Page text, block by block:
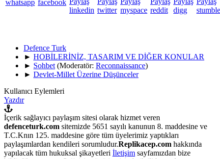
Defence Turk
► HOBİLERİNİZ, TASARIM VE DİĞER KONULAR
► Sohbet (Moderatör: Reconnaissance)
► Devlet-Millet Üzerine Düşünceler
Kullanıcı Eylemleri
Yazdır
İçerik sağlayıcı paylaşım sitesi olarak hizmet veren
defenceturk.com sitemizde 5651 sayılı kanunun 8. maddesine ve
T.C.Knın 125. maddesine göre tüm üyelerimiz yaptıkları
paylaşımlardan kendileri sorumludur.Replikacep.com hakkında
yapılacak tüm hukuksal şikayetleri İletişim sayfamızdan bize